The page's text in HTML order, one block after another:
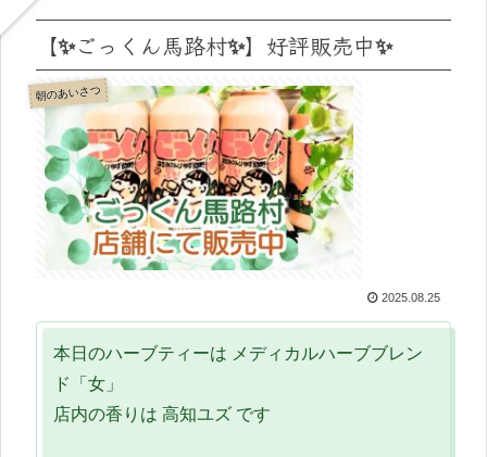
【✨ごっくん馬路村✨】好評販売中✨
朝のあいさつ
2025.08.25
本日のハーブティーは メディカルハーブブレン
ド「女」
店内の香りは 高知ユズ です